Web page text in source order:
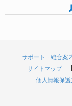
サポート・総合案
サイトマップ
個人情報保護